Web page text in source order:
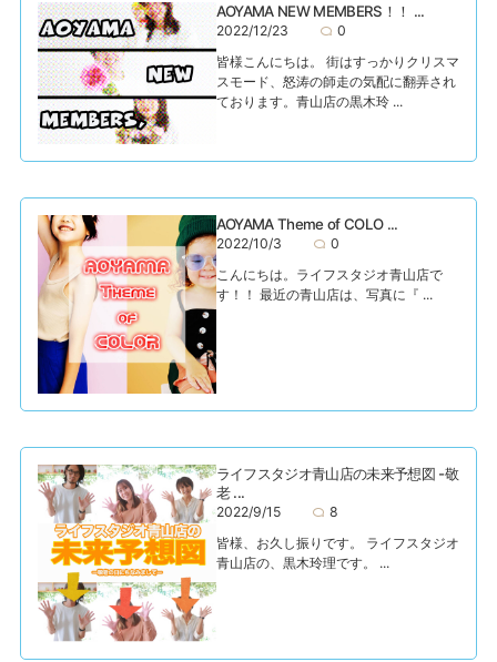
AOYAMA NEW MEMBERS！！ ...
2022/12/23
0
皆様こんにちは。 街はすっかりクリスマ
スモード、怒涛の師走の気配に翻弄され
ております。青山店の黒木玲 ...
AOYAMA Theme of COLO ...
2022/10/3
0
こんにちは。ライフスタジオ青山店で
す！！ 最近の青山店は、写真に『 ...
ライフスタジオ青山店の未来予想図 -敬
老 ...
2022/9/15
8
皆様、お久し振りです。 ライフスタジオ
青山店の、黒木玲理です。 ...